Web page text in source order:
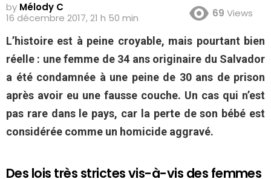
by Mélody C
16 décembre 2017, 21 h 50 min
69 Views
L’histoire est à peine croyable, mais pourtant bien
réelle : une femme de 34 ans originaire du Salvador
a été condamnée à une peine de 30 ans de prison
après avoir eu une fausse couche. Un cas qui n’est
pas rare dans le pays, car la perte de son bébé est
considérée comme un homicide aggravé.
Des lois très strictes vis-à-vis des femmes